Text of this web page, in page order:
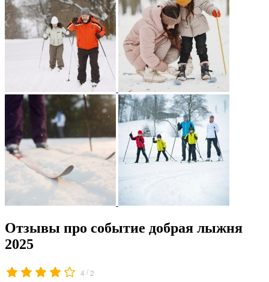
Отзывы про событие добрая лыжня
2025
4 /2